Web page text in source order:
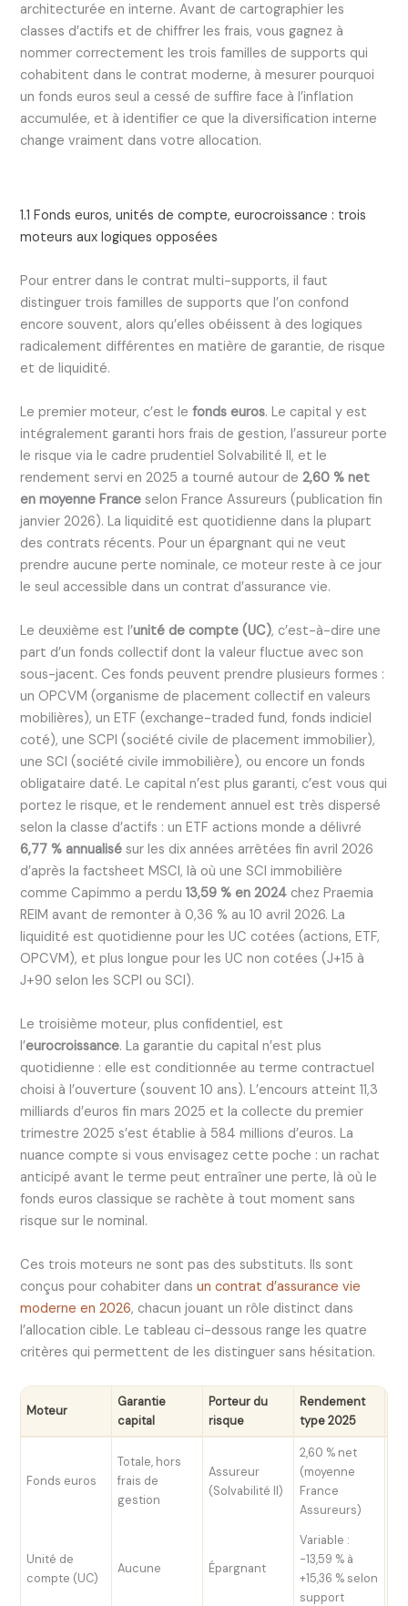
architecturée en interne. Avant de cartographier les
classes d’actifs et de chiffrer les frais, vous gagnez à
nommer correctement les trois familles de supports qui
cohabitent dans le contrat moderne, à mesurer pourquoi
un fonds euros seul a cessé de suffire face à l’inflation
accumulée, et à identifier ce que la diversification interne
change vraiment dans votre allocation.
1.1 Fonds euros, unités de compte, eurocroissance : trois
moteurs aux logiques opposées
Pour entrer dans le contrat multi-supports, il faut
distinguer trois familles de supports que l’on confond
encore souvent, alors qu’elles obéissent à des logiques
radicalement différentes en matière de garantie, de risque
et de liquidité.
Le premier moteur, c’est lefonds euros. Le capital y est
intégralement garanti hors frais de gestion, l’assureur porte
le risque via le cadre prudentiel Solvabilité II, et le
rendement servi en 2025 a tourné autour de2,60 % net
en moyenne France selon France Assureurs (publication fin
janvier 2026). La liquidité est quotidienne dans la plupart
des contrats récents. Pour un épargnant qui ne veut
prendre aucune perte nominale, ce moteur reste à ce jour
le seul accessible dans un contrat d’assurance vie.
Le deuxième est l’unité de compte (UC), c’est-à-dire une
part d’un fonds collectif dont la valeur fluctue avec son
sous-jacent. Ces fonds peuvent prendre plusieurs formes :
un OPCVM (organisme de placement collectif en valeurs
mobilières), un ETF (exchange-traded fund, fonds indiciel
coté), une SCPI (société civile de placement immobilier),
une SCI (société civile immobilière), ou encore un fonds
obligataire daté. Le capital n’est plus garanti, c’est vous qui
portez le risque, et le rendement annuel est très dispersé
selon la classe d’actifs : un ETF actions monde a délivré
6,77 % annualisé sur les dix années arrêtées fin avril 2026
d’après la factsheet MSCI, là où une SCI immobilière
comme Capimmo a perdu13,59 % en 2024 chez Praemia
REIM avant de remonter à 0,36 % au 10 avril 2026. La
liquidité est quotidienne pour les UC cotées (actions, ETF,
OPCVM), et plus longue pour les UC non cotées (J+15 à
J+90 selon les SCPI ou SCI).
Le troisième moteur, plus confidentiel, est
l’eurocroissance. La garantie du capital n’est plus
quotidienne : elle est conditionnée au terme contractuel
choisi à l’ouverture (souvent 10 ans). L’encours atteint 11,3
milliards d’euros fin mars 2025 et la collecte du premier
trimestre 2025 s’est établie à 584 millions d’euros. La
nuance compte si vous envisagez cette poche : un rachat
anticipé avant le terme peut entraîner une perte, là où le
fonds euros classique se rachète à tout moment sans
risque sur le nominal.
Ces trois moteurs ne sont pas des substituts. Ils sont
conçus pour cohabiter dansun contrat d’assurance vie
moderne en 2026, chacun jouant un rôle distinct dans
l’allocation cible. Le tableau ci-dessous range les quatre
critères qui permettent de les distinguer sans hésitation.
Moteur
Garantie
capital
Porteur du
risque
Rendement
type 2025
Fonds euros
Totale, hors
frais de
gestion
Assureur
(Solvabilité II)
2,60 % net
(moyenne
France
Assureurs)
Unité de
compte (UC)
Aucune Épargnant
Variable :
-13,59 % à
+15,36 % selon
support